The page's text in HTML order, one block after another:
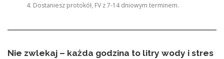
Dostaniesz protokół, FV z 7-14 dniowym terminem.
Nie zwlekaj – każda godzina to litry wody i stres